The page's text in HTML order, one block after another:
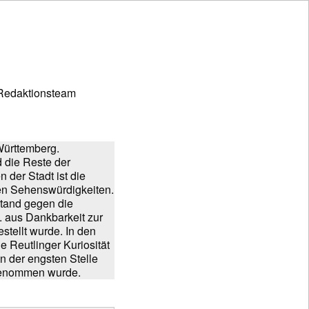
die Reste der
der Stadt ist die
Sehenswürdigkeiten.
gegen die
Dankbarkeit zur
wurde. In den
Reutlinger Kuriosität
der engsten Stelle
wurde.